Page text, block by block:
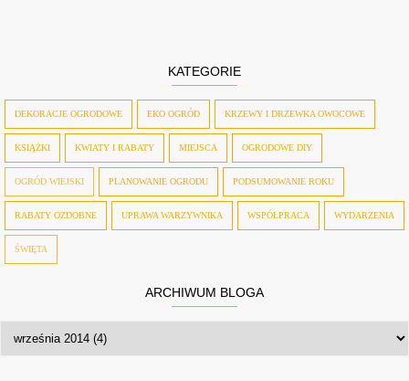
KATEGORIE
DEKORACJE OGRODOWE EKO OGRÓD KRZEWY I DRZEWKA OWOCOWE
KSIĄŻKI KWIATY I RABATY MIEJSCA OGRODOWE DIY
OGRÓD WIEJSKI PLANOWANIE OGRODU PODSUMOWANIE ROKU
RABATY OZDOBNE UPRAWA WARZYWNIKA WSPÓŁPRACA WYDARZENIA
ŚWIĘTA
ARCHIWUM BLOGA